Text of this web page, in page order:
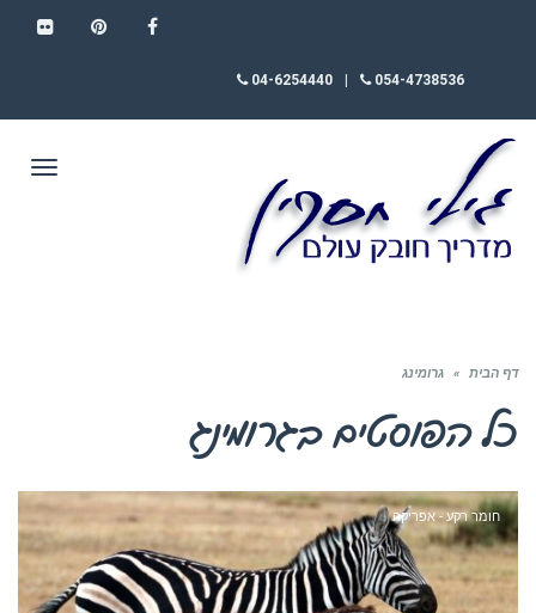
054-4738536
04-6254440
דף הבית » גרומינג
כל הפוסטים בגרומינג
חומר רקע - אפריקה